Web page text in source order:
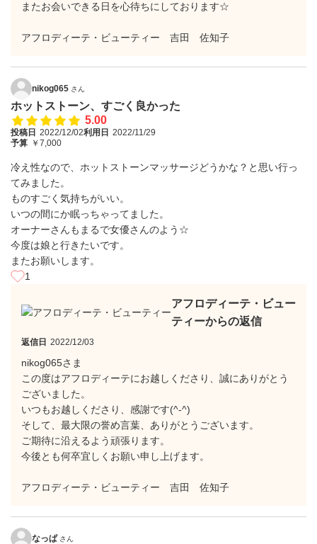
またお会いできる日を心待ちにしております☆
アフロディーテ・ビューティー 吉田 佐知子
nikog065 さん
ホットストーン、すごく良かった
5.00
投稿日 2022/12/02利用日 2022/11/29
予算 ￥7,000
冷え性なので、ホットストーンマッサージどうかな？と思い行っ
てみました。
ものすごく気持ちがいい。
いつの間にか眠っちゃってました。
オーナーさんもまるで女優さんのよう☆
今度は娘と行きたいです。
またお願いします。
1
アフロディーテ・ビュー
ティーからの返信
返信日 2022/12/03
nikog065さま
この度はアフロディーテにお越しくださり、誠にありがとう
ございました。
いつもお越しくださり、感謝です(^-^)
そして、最大限の誉め言葉、ありがとうございます。
ご期待に沿えるよう頑張ります。
今後とも何卒宜しくお願い申し上げます。
アフロディーテ・ビューティー 吉田 佐知子
なっぱ さん